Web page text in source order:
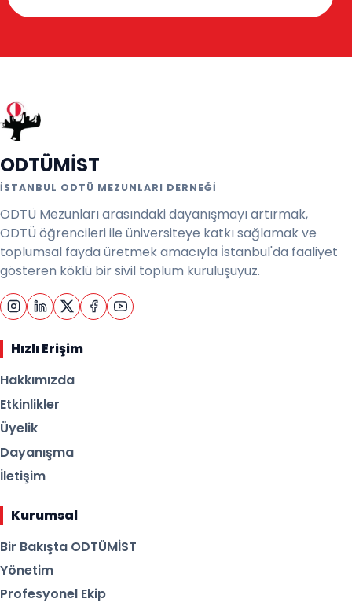
ODTÜMİST
İSTANBUL ODTÜ MEZUNLARI DERNEĞI
ODTÜ Mezunları arasındaki dayanışmayı artırmak,
ODTÜ öğrencileri ile üniversiteye katkı sağlamak ve
toplumsal fayda üretmek amacıyla İstanbul'da faaliyet
gösteren köklü bir sivil toplum kuruluşuyuz.
Hızlı Erişim
Hakkımızda
Etkinlikler
Üyelik
Dayanışma
İletişim
Kurumsal
Bir Bakışta ODTÜMİST
Yönetim
Profesyonel Ekip